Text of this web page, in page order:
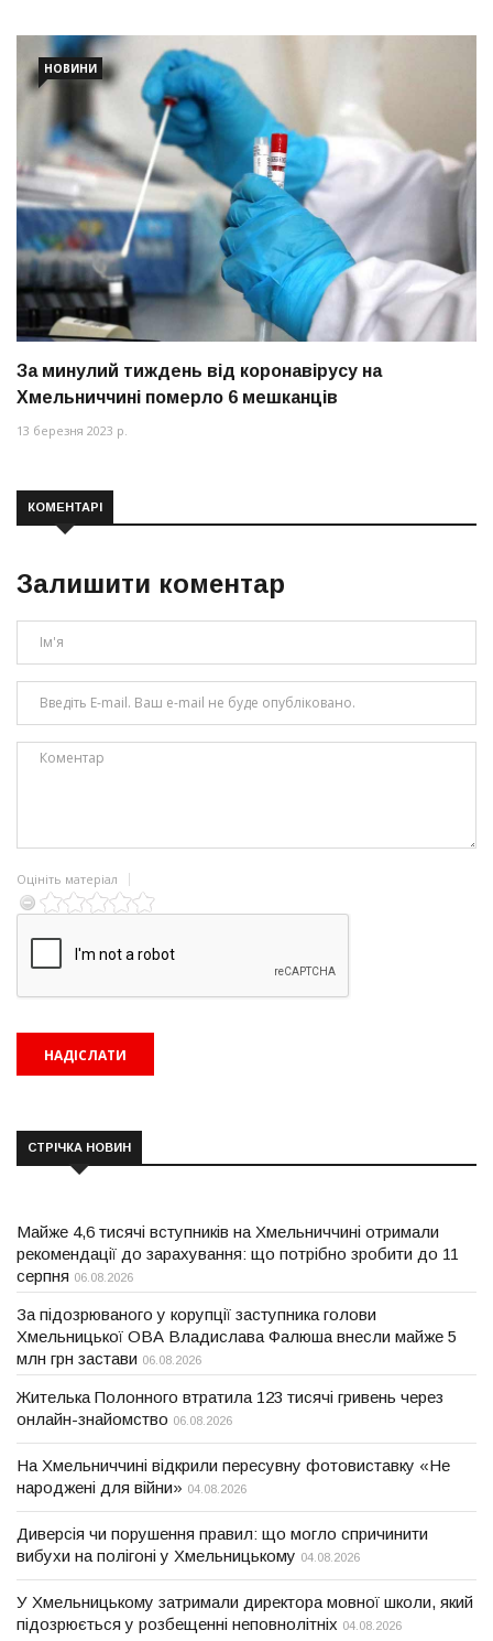
НОВИНИ
За минулий тиждень від коронавірусу на
Хмельниччині померло 6 мешканців
13 березня 2023 р.
КОМЕНТАРІ
Залишити коментар
Оцініть матеріал
СТРІЧКА НОВИН
Майже 4,6 тисячі вступників на Хмельниччині отримали
рекомендації до зарахування: що потрібно зробити до 11
серпня 06.08.2026
За підозрюваного у корупції заступника голови
Хмельницької ОВА Владислава Фалюша внесли майже 5
млн грн застави 06.08.2026
Жителька Полонного втратила 123 тисячі гривень через
онлайн-знайомство 06.08.2026
На Хмельниччині відкрили пересувну фотовиставку «Не
народжені для війни» 04.08.2026
Диверсія чи порушення правил: що могло спричинити
вибухи на полігоні у Хмельницькому 04.08.2026
У Хмельницькому затримали директора мовної школи, який
підозрюється у розбещенні неповнолітніх 04.08.2026